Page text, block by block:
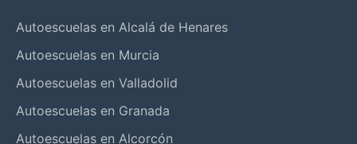
Autoescuelas en Alcalá de Henares
Autoescuelas en Murcia
Autoescuelas en Valladolid
Autoescuelas en Granada
Autoescuelas en Alcorcón